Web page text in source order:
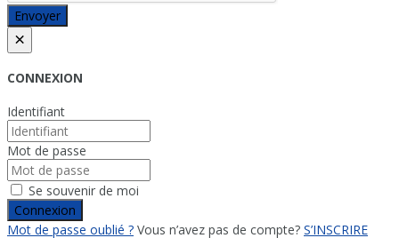
Envoyer
×
CONNEXION
Identifiant
Mot de passe
Se souvenir de moi
Connexion
Mot de passe oublié ? Vous n’avez pas de compte? S’INSCRIRE